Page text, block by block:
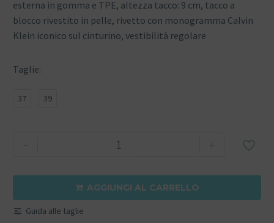
esterna in gomma e TPE, altezza tacco: 9 cm, tacco a
blocco rivestito in pelle, rivetto con monogramma Calvin
Klein iconico sul cinturino, vestibilità regolare
Taglie
37 39
- +
 AGGIUNGI AL CARRELLO
Guida alle taglie